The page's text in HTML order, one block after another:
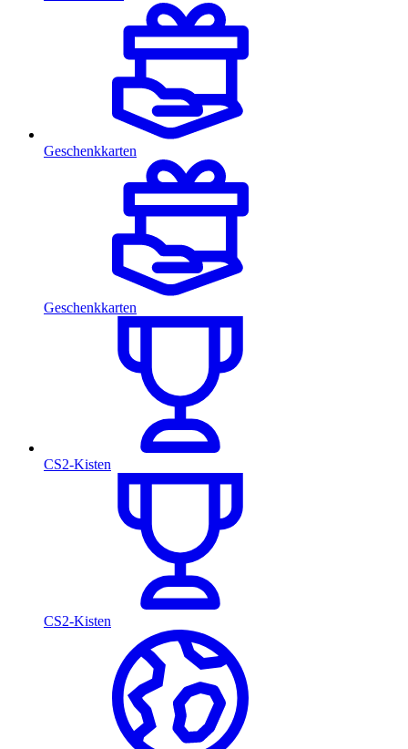
Geschenkkarten
Geschenkkarten
CS2-Kisten
CS2-Kisten